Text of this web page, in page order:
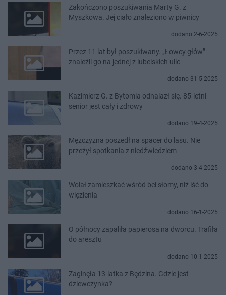
Zakończono poszukiwania Marty G. z
Myszkowa. Jej ciało znaleziono w piwnicy
dodano 2-6-2025
Przez 11 lat był poszukiwany. „Łowcy głów”
znaleźli go na jednej z lubelskich ulic
dodano 31-5-2025
Kazimierz G. z Bytomia odnalazł się. 85-letni
senior jest cały i zdrowy
dodano 19-4-2025
Mężczyzna poszedł na spacer do lasu. Nie
przeżył spotkania z niedźwiedziem
dodano 3-4-2025
Wolał zamieszkać wśród bel słomy, niż iść do
więzienia
dodano 16-1-2025
O północy zapaliła papierosa na dworcu. Trafiła
do aresztu
dodano 10-1-2025
Zaginęła 13-latka z Będzina. Gdzie jest
dziewczynka?